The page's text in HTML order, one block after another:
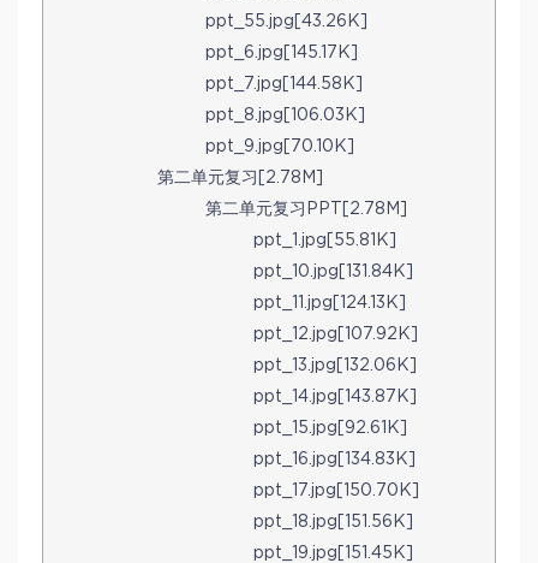
ppt_55.jpg[43.26K]
ppt_6.jpg[145.17K]
ppt_7.jpg[144.58K]
ppt_8.jpg[106.03K]
ppt_9.jpg[70.10K]
第二单元复习[2.78M]
第二单元复习PPT[2.78M]
ppt_1.jpg[55.81K]
ppt_10.jpg[131.84K]
ppt_11.jpg[124.13K]
ppt_12.jpg[107.92K]
ppt_13.jpg[132.06K]
ppt_14.jpg[143.87K]
ppt_15.jpg[92.61K]
ppt_16.jpg[134.83K]
ppt_17.jpg[150.70K]
ppt_18.jpg[151.56K]
ppt_19.jpg[151.45K]